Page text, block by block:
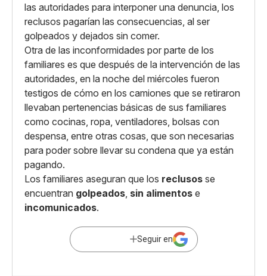
las autoridades para interponer una denuncia, los
reclusos pagarían las consecuencias, al ser
golpeados y dejados sin comer.
Otra de las inconformidades por parte de los
familiares es que después de la intervención de las
autoridades, en la noche del miércoles fueron
testigos de cómo en los camiones que se retiraron
llevaban pertenencias básicas de sus familiares
como cocinas, ropa, ventiladores, bolsas con
despensa, entre otras cosas, que son necesarias
para poder sobre llevar su condena que ya están
pagando.
Los familiares aseguran que los reclusos se
encuentran golpeados sin alimentos e
incomunicados.
Seguir en